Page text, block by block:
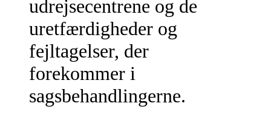
udrejsecentrene og de
uretfærdigheder og
fejltagelser, der
forekommer i
sagsbehandlingerne.